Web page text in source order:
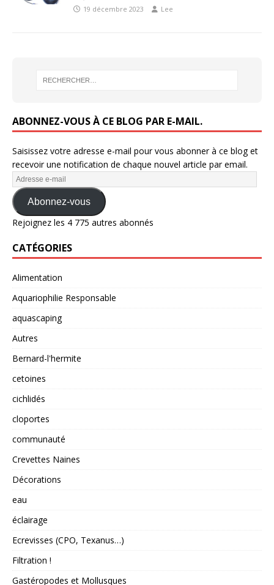
19 décembre 2023 Lee
ABONNEZ-VOUS À CE BLOG PAR E-MAIL.
Saisissez votre adresse e-mail pour vous abonner à ce blog et
recevoir une notification de chaque nouvel article par email.
Abonnez-vous
Rejoignez les 4 775 autres abonnés
CATÉGORIES
Alimentation
Aquariophilie Responsable
aquascaping
Autres
Bernard-l'hermite
cetoines
cichlidés
cloportes
communauté
Crevettes Naines
Décorations
eau
éclairage
Ecrevisses (CPO, Texanus…)
Filtration !
Gastéropodes et Mollusques